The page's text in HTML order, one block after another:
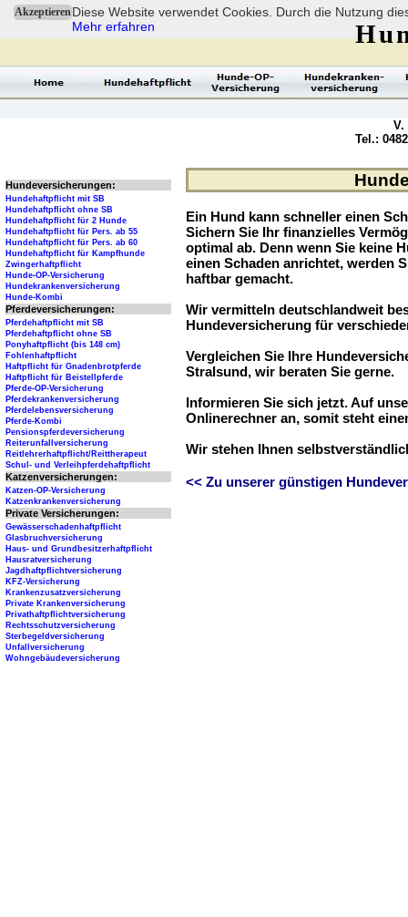
AkzeptierenDiese Website verwendet Cookies. Durch die Nutzung
Mehr erfahren
Ein Hund kann schneller einen
Sichern Sie Ihr finanzielles
optimal ab. Denn wenn Sie keine
einen Schaden anrichtet, werden
haftbar gemacht.
Wir vermitteln deutschlandweit
Hundeversicherung für
Vergleichen Sie Ihre
Stralsund, wir beraten Sie gerne.
Informieren Sie sich jetzt. Auf
Onlinerechner an, somit steht
Wir stehen Ihnen
<< Zu unserer günstigen
V.
Tel.:
Hundeversicherungen:
Hundehaftpflicht mit SB
Hundehaftpflicht ohne SB
Hundehaftpflicht für 2 Hunde
Hundehaftpflicht für Pers. ab 55
Hundehaftpflicht für Pers. ab 60
Hundehaftpflicht für Kampfhunde
Zwingerhaftpflicht
Hunde-OP-Versicherung
Hundekrankenversicherung
Hunde-Kombi
Pferdeversicherungen:
Pferdehaftpflicht mit SB
Pferdehaftpflicht ohne SB
Ponyhaftpflicht (bis 148 cm)
Fohlenhaftpflicht
Haftpflicht für Gnadenbrotpferde
Haftpflicht für Beistellpferde
Pferde-OP-Versicherung
Pferdekrankenversicherung
Pferdelebensversicherung
Pferde-Kombi
Pensionspferdeversicherung
Reiterunfallversicherung
Reitlehrerhaftpflicht/Reittherapeut
Schul- und Verleihpferdehaftpflicht
Katzenversicherungen:
Katzen-OP-Versicherung
Katzenkrankenversicherung
Private Versicherungen:
Gewässerschadenhaftpflicht
Glasbruchversicherung
Haus- und Grundbesitzerhaftpflicht
Hausratversicherung
Jagdhaftpflichtversicherung
KFZ-Versicherung
Krankenzusatzversicherung
Private Krankenversicherung
Privathaftpflichtversicherung
Rechtsschutzversicherung
Sterbegeldversicherung
Unfallversicherung
Wohngebäudeversicherung